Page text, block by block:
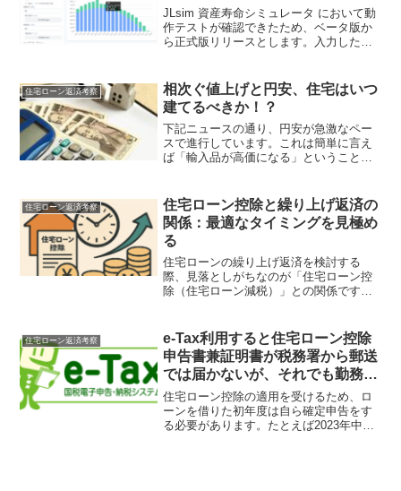
JLsim 資産寿命シミュレータ において動
作テストが確認できたため、ベータ版か
ら正式版リリースとします。入力した各
り、複数の条件で比較しやすくなったり
など便利になりま...
住宅ローン返済考察
相次ぐ値上げと円安、住宅はいつ
建てるべきか！？
下記ニュースの通り、円安が急激なペー
スで進行しています。これは簡単に言え
ば「輸入品が高価になる」ということで
情勢と米金融政策が暮らしを直撃（FNN
プライムオンラ...
住宅ローン返済考察
住宅ローン控除と繰り上げ返済の
関係：最適なタイミングを見極め
る
住宅ローンの繰り上げ返済を検討する
際、見落としがちなのが「住宅ローン控
除（住宅ローン減税）」との関係です。
ためには、両者の仕組みを正確に理解す
ることが重要です。本記事で...
住宅ローン返済考察
e-Tax利用すると住宅ローン控除
申告書兼証明書が税務署から郵送
では届かないが、それでも勤務先
に年末調整をしてもらうための方
法
住宅ローン控除の適用を受けるため、ロ
ーンを借りた初年度は自ら確定申告をす
る必要があります。たとえば2023年中に